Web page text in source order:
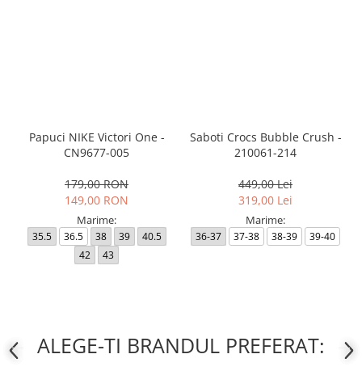
Papuci NIKE Victori One -
CN9677-005
179,00 RON
149,00 RON
Marime:
35.5 36.5 38 39
40.5
42
43
Saboti Crocs Bubble Crush -
210061-214
449,00 Lei
319,00 Lei
Marime:
36-37 37-38 38-39 39-40
ALEGE-TI BRANDUL PREFERAT: